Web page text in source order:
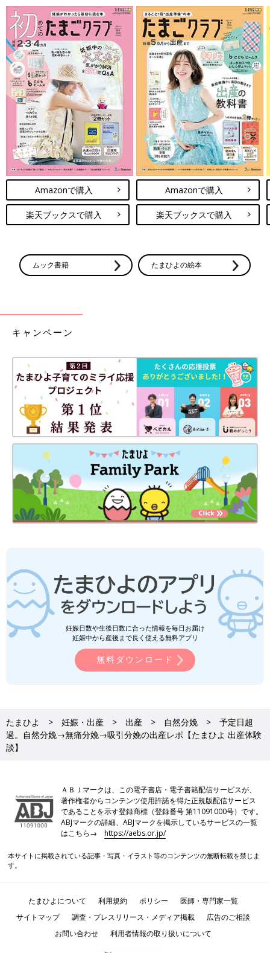
リ】でストア検索してもDLできます！
●この記事は個人の体験記です。
●記事の内容は2025年8月の情報で、現在と異なる場合がありま
す。
たまひよの「出産体験談」をもっと読みたい人はこちら
Amazonで購入
楽天ブックスで購入
Amazonで購入
楽天ブックスで購入
ムック書籍 たまひよの絵本
キャンペーン
妊娠日数や生後日数に合った情報を毎日お届け
妊娠中から産後まで長く使える無料アプリ
無料ダウンロード
たまひよ 妊娠・出産 出産 自然分娩
予定日超
過。自然分娩→無痛分娩→吸引分娩の出産レポ【たまひよ 出産体験
談】
ＡＢＪマークは、この電子書店・電子書籍配信サービスが、
著作権者からコンテンツ使用許諾を得た正規版配信サービス
であることを示す登録商標（登録番号 第11091000号）です。
ABJマークの詳細、ABJマークを掲示しているサービスの一覧
はこちら→https://aebs.or.jp/
本サイトに掲載されている記事・写真・イラスト等のコンテンツの無断転載を禁じま
す。
たまひよについて 利用規約 ポリシー
医師・専門家一覧
サイトマップ
調査・プレスリリース・メディア掲載
広告のご相談
お問い合わせ
利用者情報の取り扱いについて